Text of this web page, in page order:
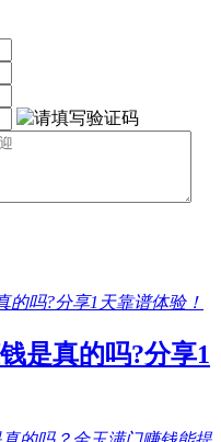
是真的吗?分享1